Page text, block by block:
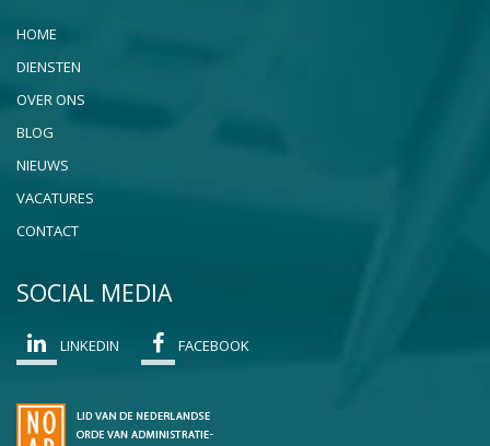
HOME
DIENSTEN
OVER ONS
BLOG
NIEUWS
VACATURES
CONTACT
SOCIAL MEDIA
LINKEDIN FACEBOOK